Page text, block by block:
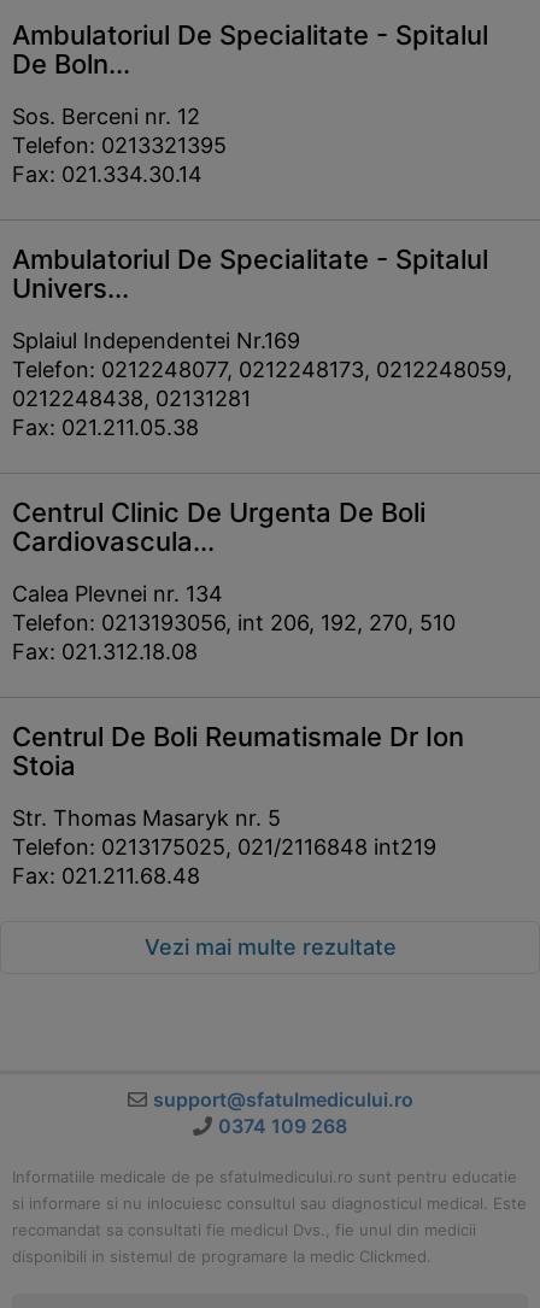
Ambulatoriul De Specialitate - Spitalul
De Boln...
Sos. Berceni nr. 12
Telefon: 0213321395
Fax: 021.334.30.14
Ambulatoriul De Specialitate - Spitalul
Univers...
Splaiul Independentei Nr.169
Telefon: 0212248077, 0212248173, 0212248059,
0212248438, 02131281
Fax: 021.211.05.38
Centrul Clinic De Urgenta De Boli
Cardiovascula...
Calea Plevnei nr. 134
Telefon: 0213193056, int 206, 192, 270, 510
Fax: 021.312.18.08
Centrul De Boli Reumatismale Dr Ion
Stoia
Str. Thomas Masaryk nr. 5
Telefon: 0213175025, 021/2116848 int219
Fax: 021.211.68.48
Vezi mai multe rezultate
support@sfatulmedicului.ro
0374 109 268
Informatiile medicale de pe sfatulmedicului.ro sunt pentru educatie
si informare si nu inlocuiesc consultul sau diagnosticul medical. Este
recomandat sa consultati fie medicul Dvs., fie unul din medicii
disponibili in sistemul de programare la medic Clickmed.